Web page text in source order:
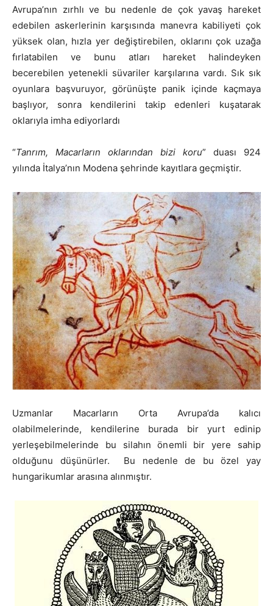
Avrupa’nın zırhlı ve bu nedenle de çok yavaş hareket
edebilen askerlerinin karşısında manevra kabiliyeti çok
yüksek olan, hızla yer değiştirebilen, oklarını çok uzağa
fırlatabilen ve bunu atları hareket halindeyken
becerebilen yetenekli süvariler karşılarına vardı. Sık sık
oyunlara başvuruyor, görünüşte panik içinde kaçmaya
başlıyor, sonra kendilerini takip edenleri kuşatarak
oklarıyla imha ediyorlardı
“Tanrım, Macarların oklarından bizi koru” duası 924
yılında İtalya’nın Modena şehrinde kayıtlara geçmiştir.
Uzmanlar Macarların Orta Avrupa’da kalıcı
olabilmelerinde, kendilerine burada bir yurt edinip
yerleşebilmelerinde bu silahın önemli bir yere sahip
olduğunu düşünürler. Bu nedenle de bu özel yay
hungarikumlar arasına alınmıştır.